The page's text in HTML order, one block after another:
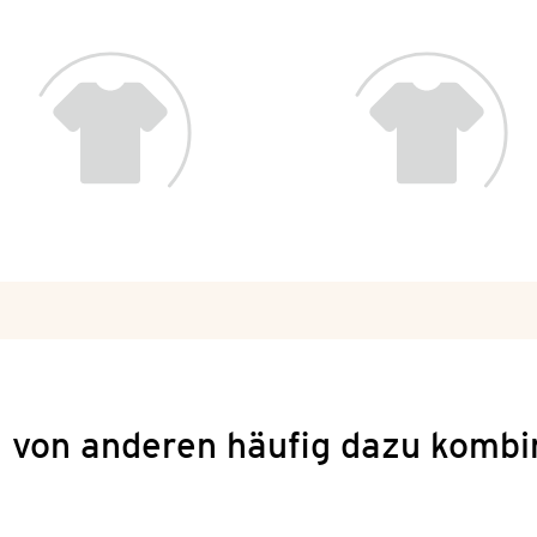
von anderen häufig dazu